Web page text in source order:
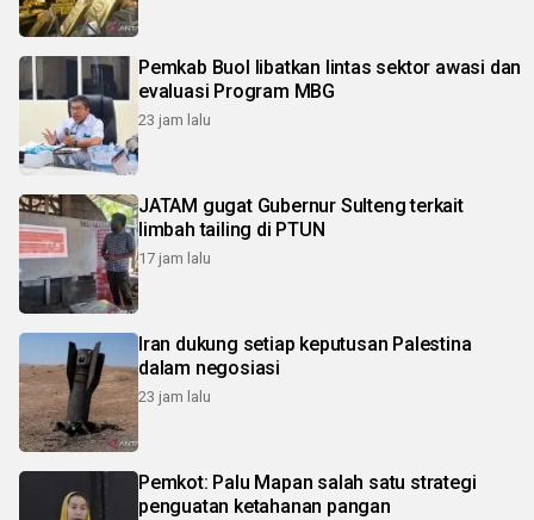
Pemkab Buol libatkan lintas sektor awasi dan
evaluasi Program MBG
23 jam lalu
JATAM gugat Gubernur Sulteng terkait
limbah tailing di PTUN
17 jam lalu
Iran dukung setiap keputusan Palestina
dalam negosiasi
23 jam lalu
Pemkot: Palu Mapan salah satu strategi
penguatan ketahanan pangan